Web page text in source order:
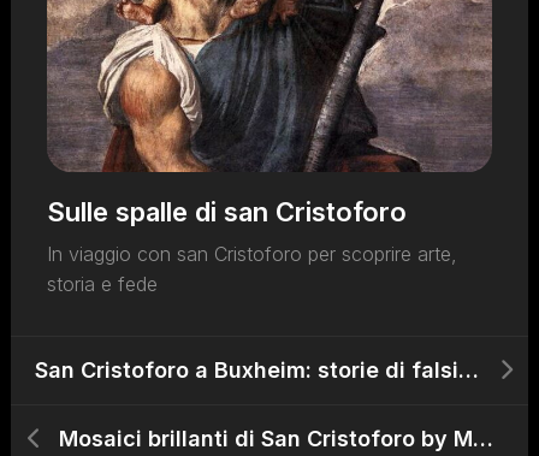
Sulle spalle di san Cristoforo
In viaggio con san Cristoforo per scoprire arte,
storia e fede
San Cristoforo a Buxheim: storie di falsificazioni
Mosaici brillanti di San Cristoforo by Matilde Festa Piacentini (1934)